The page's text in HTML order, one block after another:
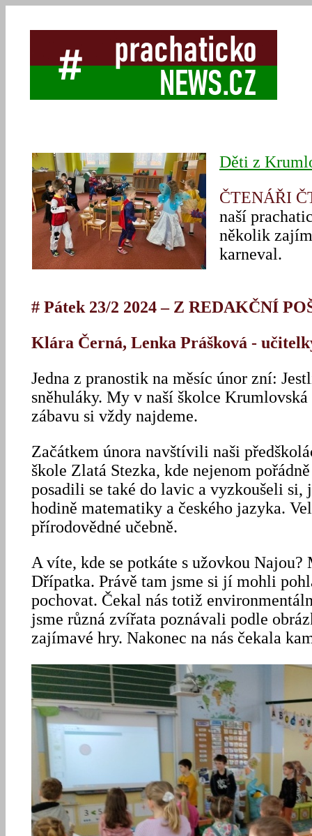
Děti z
ČTENÁŘI
naší
několik
karneval.
# Pátek 23/2 2024 – Z REDAKČNÍ
Klára Černá, Lenka Prášková -
Jedna z pranostik na měsíc únor zní:
sněhuláky. My v naší školce
zábavu si vždy najdeme.
Začátkem února navštívili naši
škole Zlatá Stezka, kde nejenom
posadili se také do lavic a vyzkoušeli
hodině matematiky a českého jazyka.
přírodovědné učebně.
A víte, kde se potkáte s užovkou
Dřípatka. Právě tam jsme si jí mohli
pochovat. Čekal nás totiž
jsme různá zvířata poznávali podle
zajímavé hry. Nakonec na nás čekala